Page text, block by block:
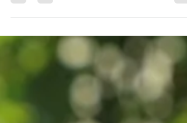
Wir verwöhnen DICH und DEINE Mum☝️Schenke Private
Taste Genuss! Zu jedem Private Taste Kochbuch um
34,90€ gibt es 2 frische...